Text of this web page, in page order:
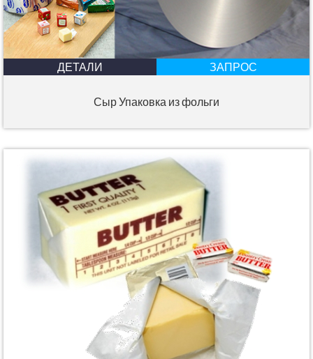
ДЕТАЛИ ЗАПРОС
Сыр Упаковка из фольги